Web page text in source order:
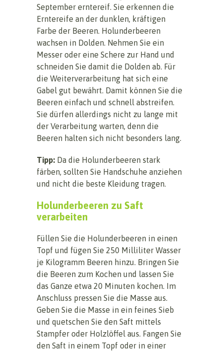
September erntereif. Sie erkennen die
Erntereife an der dunklen, kräftigen
Farbe der Beeren. Holunderbeeren
wachsen in Dolden. Nehmen Sie ein
Messer oder eine Schere zur Hand und
schneiden Sie damit die Dolden ab. Für
die Weiterverarbeitung hat sich eine
Gabel gut bewährt. Damit können Sie die
Beeren einfach und schnell abstreifen.
Sie dürfen allerdings nicht zu lange mit
der Verarbeitung warten, denn die
Beeren halten sich nicht besonders lang.
Tipp: Da die Holunderbeeren stark
färben, sollten Sie Handschuhe anziehen
und nicht die beste Kleidung tragen.
Holunderbeeren zu Saft
verarbeiten
Füllen Sie die Holunderbeeren in einen
Topf und fügen Sie 250 Milliliter Wasser
je Kilogramm Beeren hinzu. Bringen Sie
die Beeren zum Kochen und lassen Sie
das Ganze etwa 20 Minuten kochen. Im
Anschluss pressen Sie die Masse aus.
Geben Sie die Masse in ein feines Sieb
und quetschen Sie den Saft mittels
Stampfer oder Holzlöffel aus. Fangen Sie
den Saft in einem Topf oder in einer